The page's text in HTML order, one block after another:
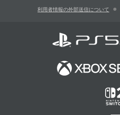
利用者情報の外部送信について